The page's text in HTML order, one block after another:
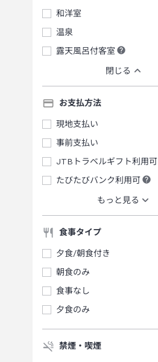
和洋室
温泉
露天風呂付客室
閉じる
お支払方法
現地支払い
事前支払い
JTBトラベルギフト利用可
たびたびバンク利用可
もっと見る
食事タイプ
夕食/朝食付き
朝食のみ
食事なし
夕食のみ
禁煙・喫煙